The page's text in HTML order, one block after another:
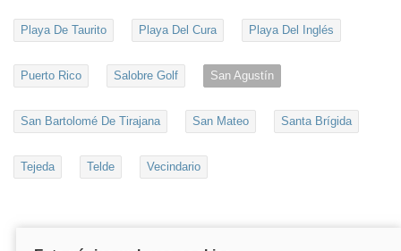
Playa De Taurito Playa Del Cura Playa Del Inglés
Puerto Rico Salobre Golf San Agustín
San Bartolomé De Tirajana San Mateo Santa Brígida
Tejeda Telde Vecindario